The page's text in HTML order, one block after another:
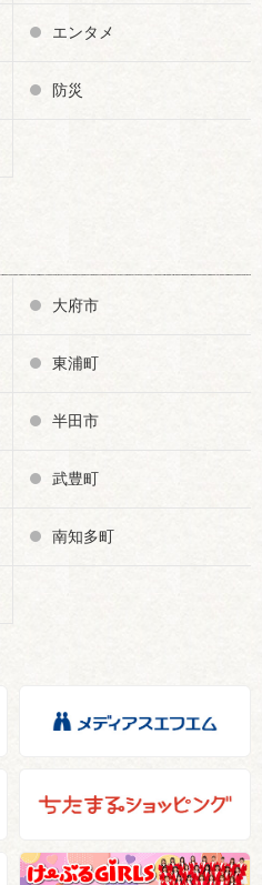
エンタメ
防災
大府市
東浦町
半田市
武豊町
南知多町